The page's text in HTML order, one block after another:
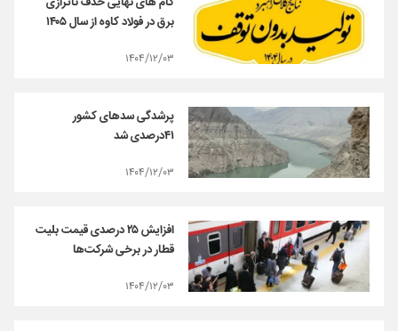
برق در فولاد کاوه از سال ۱۴۰۵
۱۴۰۴/۱۲/۰۳
پرشدگی سدهای کشور
۴۱درصدی شد
۱۴۰۴/۱۲/۰۳
افزایش ۲۵ درصدی قیمت بلیت
قطار در برخی شرکت‌ها
۱۴۰۴/۱۲/۰۳